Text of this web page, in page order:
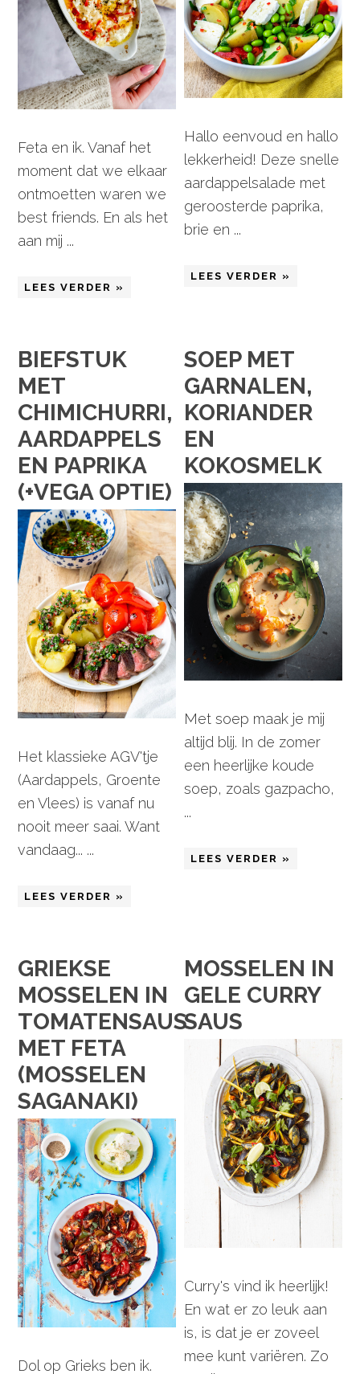
Feta en ik. Vanaf het
moment dat we elkaar
ontmoetten waren we
best friends. En als het
aan mij ...
LEES VERDER »
Hallo eenvoud en hallo
lekkerheid! Deze snelle
aardappelsalade met
geroosterde paprika,
brie en ...
LEES VERDER »
BIEFSTUK
MET
CHIMICHURRI,
AARDAPPELS
EN PAPRIKA
(+VEGA OPTIE)
Het klassieke AGV'tje
(Aardappels, Groente
en Vlees) is vanaf nu
nooit meer saai. Want
vandaag... ...
LEES VERDER »
SOEP MET
GARNALEN,
KORIANDER
EN
KOKOSMELK
Met soep maak je mij
altijd blij. In de zomer
een heerlijke koude
soep, zoals gazpacho,
...
LEES VERDER »
GRIEKSE
MOSSELEN IN
TOMATENSAUS
MET FETA
(MOSSELEN
SAGANAKI)
Dol op Grieks ben ik.
MOSSELEN IN
GELE CURRY
SAUS
Curry's vind ik heerlijk!
En wat er zo leuk aan
is, is dat je er zoveel
mee kunt variëren. Zo